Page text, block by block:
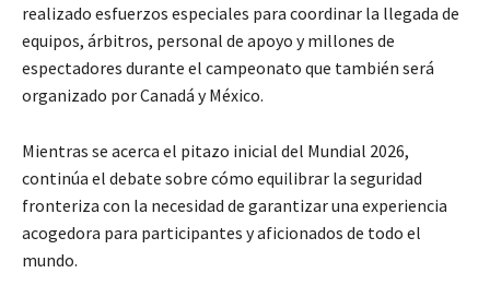
realizado esfuerzos especiales para coordinar la llegada de
equipos, árbitros, personal de apoyo y millones de
espectadores durante el campeonato que también será
organizado por Canadá y México.
Mientras se acerca el pitazo inicial del Mundial 2026,
continúa el debate sobre cómo equilibrar la seguridad
fronteriza con la necesidad de garantizar una experiencia
acogedora para participantes y aficionados de todo el
mundo.